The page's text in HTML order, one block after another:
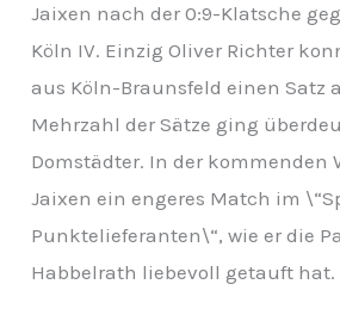
Jaixen nach der 0:9-Klatsche
Köln IV. Einzig Oliver Richter
aus Köln-Braunsfeld einen Satz
Mehrzahl der Sätze ging
Domstädter. In der kommenden
Jaixen ein engeres Match im
Punktelieferanten\“, wie er die
Habbelrath liebevoll getauft hat.